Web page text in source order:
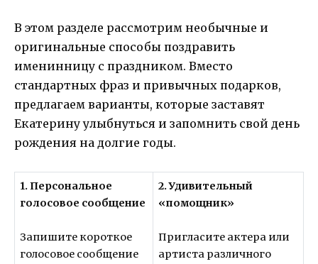
В этом разделе рассмотрим необычные и
оригинальные способы поздравить
именинницу с праздником. Вместо
стандартных фраз и привычных подарков,
предлагаем варианты, которые заставят
Екатерину улыбнуться и запомнить свой день
рождения на долгие годы.
1. Персональное
голосовое сообщение
Запишите короткое
голосовое сообщение
2. Удивительный
«помощник»
Пригласите актера или
артиста различного